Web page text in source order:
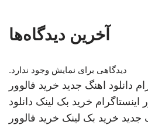
آخرین دیدگاه‌ها
دیدگاهی برای نمایش وجود ندارد.
دانلود اهنگ جدید خرید فالوور
اینستاگرام خرید بک لینک دانلود
جدید خرید بک لینک خرید فالوور